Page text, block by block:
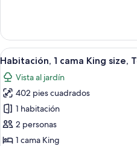
King
size
presidencial,
cama
King
size
Abrir
todas
las
fotos
de
Habitación,
1
7
Habitación, 1 cama King size,
Vista al jardín
402 pies cuadrados
1 habitación
2 personas
1 cama King